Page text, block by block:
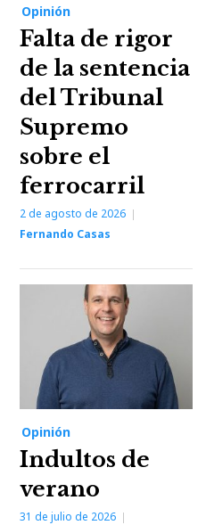
Opinión
Falta de rigor
de la sentencia
del Tribunal
Supremo
sobre el
ferrocarril
2 de agosto de 2026
Fernando Casas
Opinión
Indultos de
verano
31 de julio de 2026